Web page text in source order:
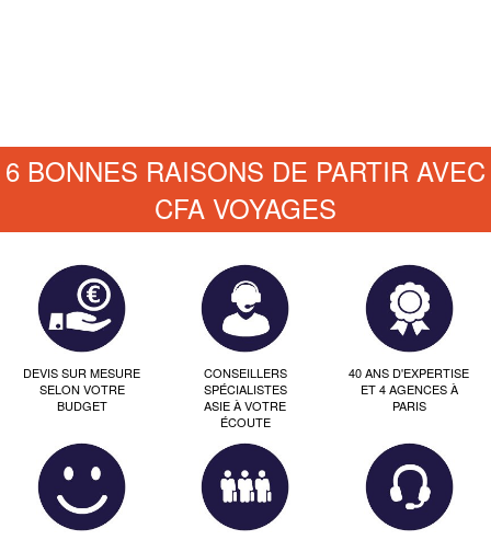
6 BONNES RAISONS DE PARTIR AVEC
CFA VOYAGES
DEVIS SUR MESURE
SELON VOTRE
BUDGET
CONSEILLERS
SPÉCIALISTES
ASIE À VOTRE
ÉCOUTE
40 ANS D'EXPERTISE
ET 4 AGENCES À
PARIS